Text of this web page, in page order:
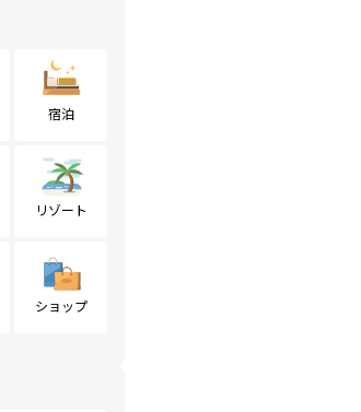
宿泊
リゾート
ショップ